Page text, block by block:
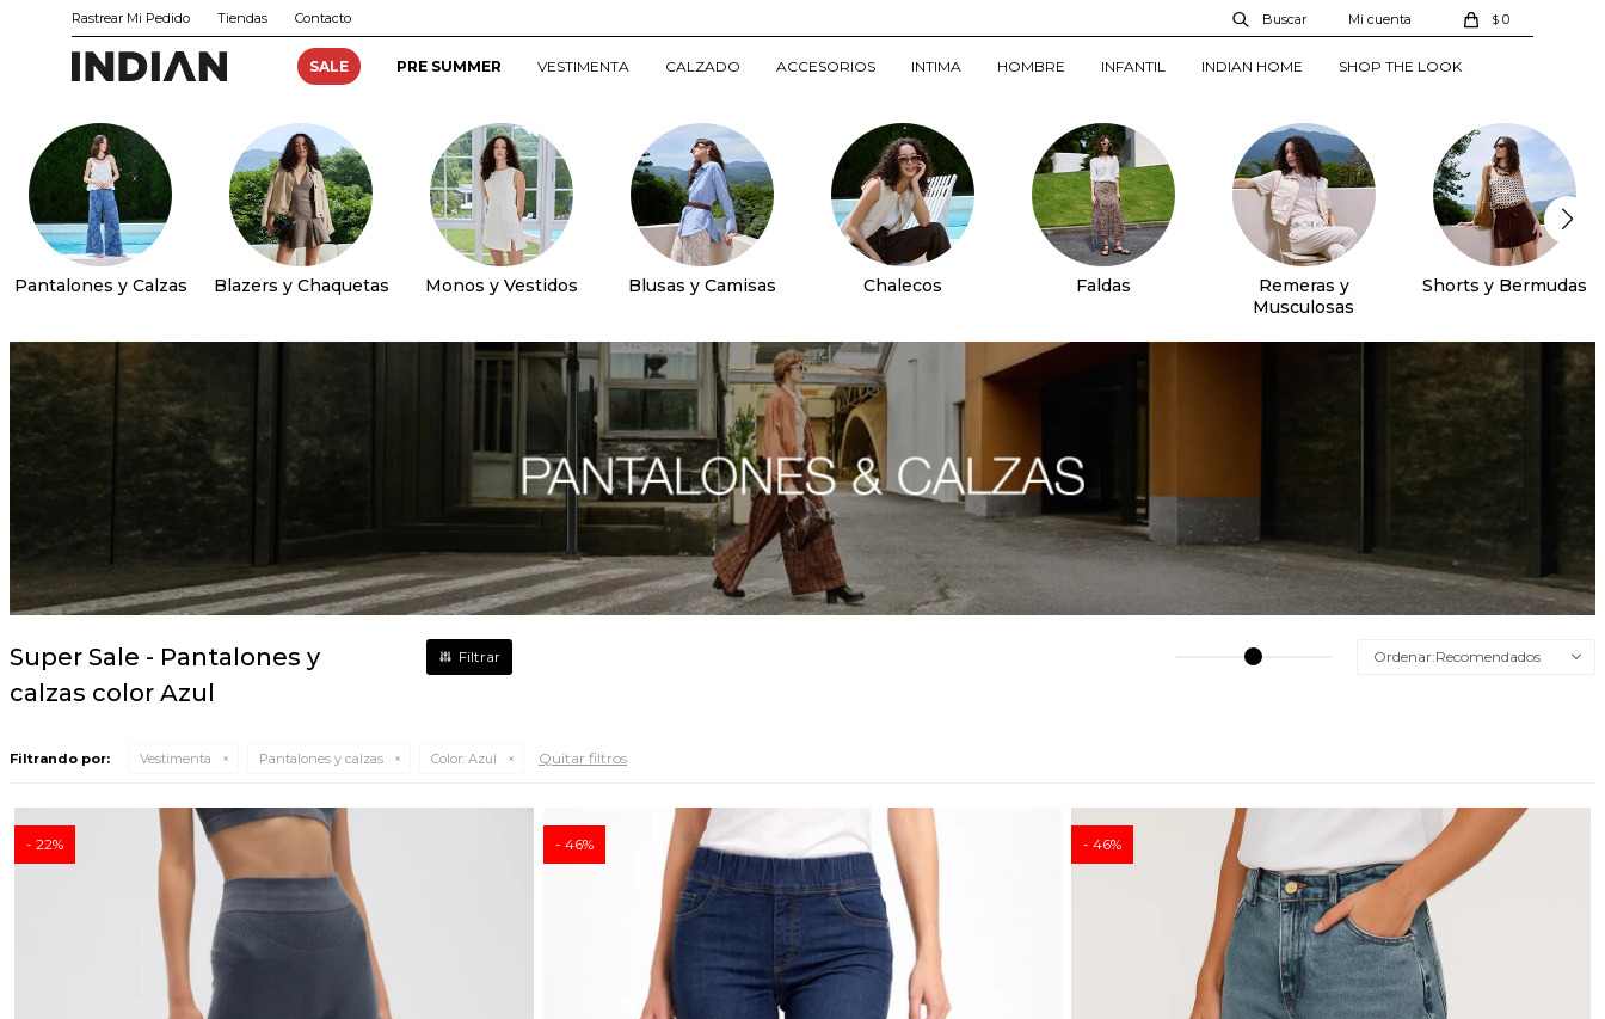
SALE PRE SUMMER VESTIMENTA CALZADO ACCESORIOS INTIMA HOMBRE INFANTIL INDIAN HOME SHOP THE LOOK
$ 0
Rastrear Mi Pedido Tiendas Contacto
Pantalones y Calzas Blazers y Chaquetas Monos y Vestidos Blusas y Camisas Chalecos Faldas
Remeras y
Musculosas
Shorts y Bermudas
Super Sale - Pantalones y
calzas color Azul
Recomendados
Filtrando por: Vestimenta Pantalones y calzas Color: Azul Quitar filtros
22 46 46